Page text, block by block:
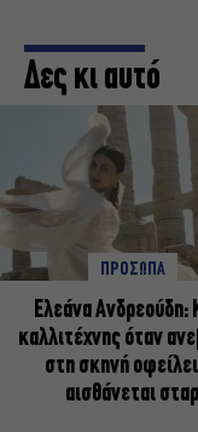
Δες κι αυτό
ΠΡΟΣΩΠΑ
Ελεάνα Ανδρεούδη:
καλλιτέχνης όταν
στη σκηνή
αισθάνεται σταρ